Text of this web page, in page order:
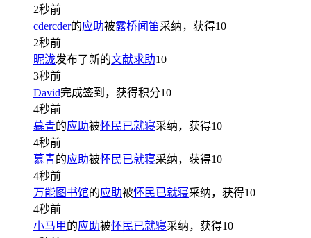
2秒前
cdercder的应助被露桥闻笛采纳，获得10
2秒前
昵泷发布了新的文献求助10
3秒前
David完成签到，获得积分10
4秒前
慕青的应助被怀民已就寝采纳，获得10
4秒前
慕青的应助被怀民已就寝采纳，获得10
4秒前
万能图书馆的应助被怀民已就寝采纳，获得10
4秒前
小马甲的应助被怀民已就寝采纳，获得10